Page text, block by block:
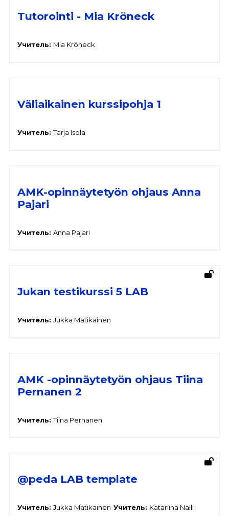
Tutorointi - Mia Kröneck
Учитель: Mia Kröneck
Väliaikainen kurssipohja 1
Учитель:Tarja Isola
AMK-opinnäytetyön ohjaus Anna
Pajari
Учитель: Anna Pajari
Jukan testikurssi 5 LAB
Учитель: Jukka Matikainen
AMK -opinnäytetyön ohjaus Tiina
Pernanen 2
Учитель:Tiina Pernanen
@peda LAB template
Учитель: Jukka Matikainen Учитель: Katariina Nalli